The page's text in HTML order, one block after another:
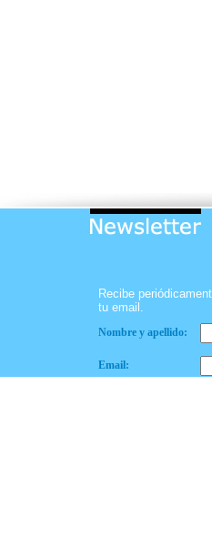
Recibe
tu email.
Nombre y apellido:
Email: